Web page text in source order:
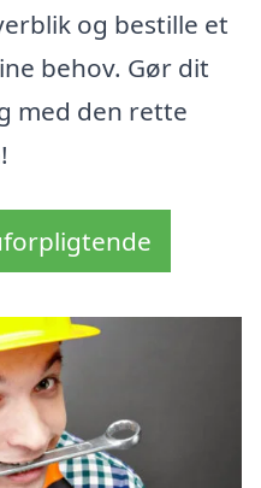
og bestille et
behov. Gør dit
med den rette